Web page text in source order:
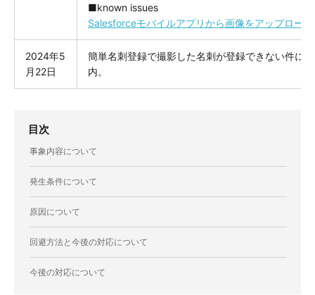
■known issues
Salesforceモバイルアプリから画像をアップロー
2024年5
月22日
簡単名刺登録で撮影した名刺が登録できない件に
内。
目次
事象内容について
発生条件について
原因について
回避方法と今後の対応について
今後の対応について